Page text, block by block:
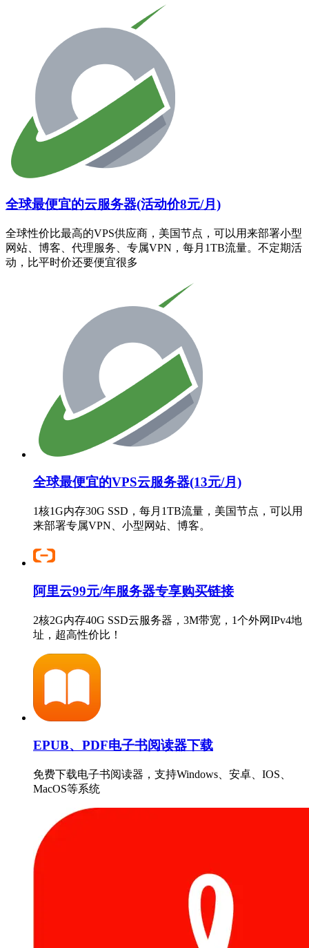
全球最便宜的云服务器(活动价8元/月)
全球性价比最高的VPS供应商，美国节点，可以用来部署小型
网站、博客、代理服务、专属VPN，每月1TB流量。不定期活
动，比平时价还要便宜很多
全球最便宜的VPS云服务器(13元/月)
1核1G内存30G SSD，每月1TB流量，美国节点，可以用
来部署专属VPN、小型网站、博客。
阿里云99元/年服务器专享购买链接
2核2G内存40G SSD云服务器，3M带宽，1个外网IPv4地
址，超高性价比！
EPUB、PDF电子书阅读器下载
免费下载电子书阅读器，支持Windows、安卓、IOS、
MacOS等系统